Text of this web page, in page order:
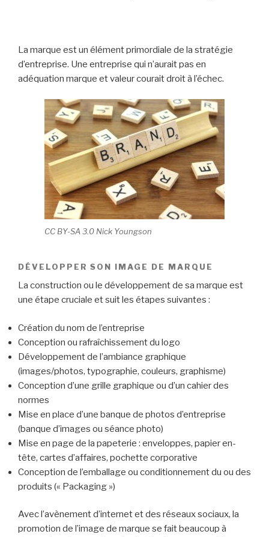
La marque est un élément primordiale de la stratégie
d’entreprise. Une entreprise qui n’aurait pas en
adéquation marque et valeur courait droit à l’échec.
CC BY-SA 3.0 Nick Youngson
DÉVELOPPER SON IMAGE DE MARQUE
La construction ou le développement de sa marque est
une étape cruciale et suit les étapes suivantes :
Création du nom de l’entreprise
Conception ou rafraîchissement du logo
Développement de l’ambiance graphique
(images/photos, typographie, couleurs, graphisme)
Conception d’une grille graphique ou d’un cahier des
normes
Mise en place d’une banque de photos d’entreprise
(banque d’images ou séance photo)
Mise en page de la papeterie : enveloppes, papier en-
tête, cartes d’affaires, pochette corporative
Conception de l’emballage ou conditionnement du ou des
produits (« Packaging »)
Avec l’avènement d’internet et des réseaux sociaux, la
promotion de l’image de marque se fait beaucoup à